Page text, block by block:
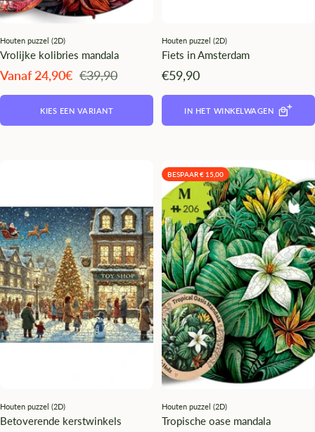
Houten puzzel (2D)
Vrolijke kolibries mandala
Angebotspreis
Vanaf 24,90€ Regulärer
€39,90
KIES EEN VARIANT
Houten puzzel (2D)
Fiets in Amsterdam
Angebotspreis
€59,90
IN HET WINKELWAGEN
Houten puzzel (2D)
Betoverende kerstwinkels
BESPAAR € 15,00
Houten puzzel (2D)
Tropische oase mandala